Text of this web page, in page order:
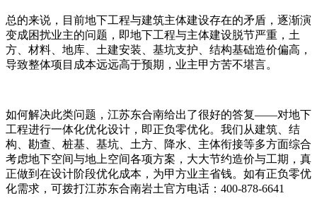
总的来说，目前地下工程与建筑主体建设存在的矛盾，逐渐演
变成困扰业主的问题，即地下工程与主体建设脱节严重，土
方、材料、地库、土建安装、基坑支护、结构基础造价偏高，
导致整体项目成本远远高于预期，业主甲方苦不堪言。
如何解决此类问题，江苏东合南给出了很好的答复——对地下
工程进行一体化优化设计，即正负零优化。我们从建筑、结
构、勘查、桩基、基坑、土方、降水、主体衔接等多方面综合
考虑地下空间与地上空间各项方案，大大节约造价与工期，真
正做到在设计阶段优化成本，为甲方业主省钱。如有正负零优
化需求，可拨打江苏东合南岩土官方电话：400-878-6641